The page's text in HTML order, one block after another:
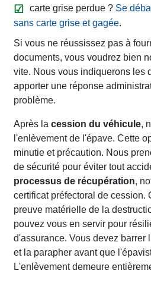
carte grise perdue ? Se
sans carte grise et gagée.
Si vous ne réussissez pas à
documents, vous voudrez bien
vite. Nous vous indiquerons les
apporter une réponse
problème.
Après la cession du véhicule,
l'enlèvement de l'épave. Cette
minutie et précaution. Nous
de sécurité pour éviter tout
processus de récupération,
certificat préfectoral de cession.
preuve matérielle de la
pouvez vous en servir pour
d'assurance. Vous devez barrer
et la parapher avant que
L'enlèvement demeure